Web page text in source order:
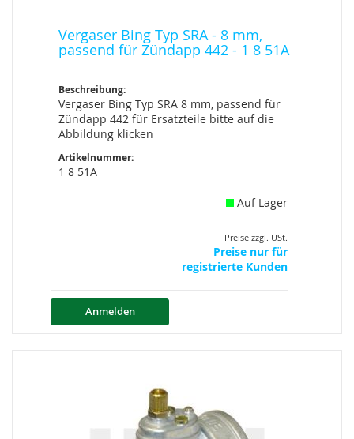
Vergaser Bing Typ SRA - 8 mm,
passend für Zündapp 442 - 1 8 51A
Beschreibung:
Vergaser Bing Typ SRA 8 mm, passend für
Zündapp 442 für Ersatzteile bitte auf die
Abbildung klicken
Artikelnummer:
1 8 51A
Auf Lager
Preise zzgl. USt.
Preise nur für
registrierte Kunden
Anmelden